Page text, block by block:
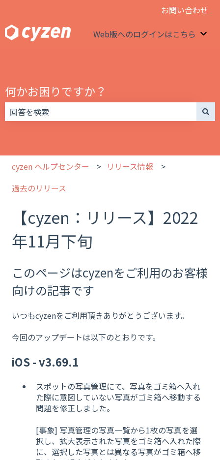
お問い合わせ
Web版へのログインはこちら
何かお困りですか？
cyzen ヘルプセンター
リリース情報
過去のリリース
【cyzen：リリース】2022
年11月下旬
このページはcyzenをご利用のお客様
向けの記事です
いつもcyzenをご利用頂きありがとうございます。
今回のアップデートは以下のとおりです。
iOS - v3.69.1
スポットの写真管理にて、写真をゴミ箱へ入れ
た際に意図していない写真がゴミ箱へ移動する
問題を修正しました。
[事象] 写真管理の写真一覧から1枚の写真を選
択し、拡大表示された写真をゴミ箱へ入れた際
に、選択した写真とは異なる写真がゴミ箱へ移